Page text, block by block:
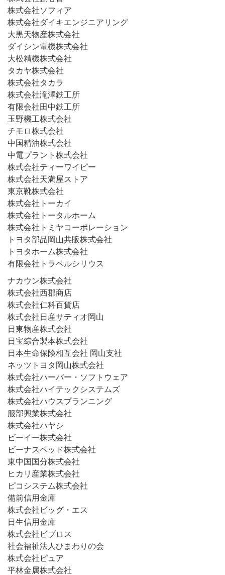
株式会社ソフィア
株式会社ダイキエンジニアリング
大黒天物産株式会社
ダイシン電機株式会社
大松精機株式会社
タカヤ株式会社
株式会社タカラ
株式会社滝澤鉄工所
有限会社田中鉄工所
玉野機工株式会社
チモロ株式会社
中国精油株式会社
中電プラント株式会社
株式会社ティーワイピー
株式会社天満屋ストア
東京靴株式会社
株式会社トーカイ
株式会社トータルホーム
株式会社トミヤコーポレーション
トヨタ部品岡山共販株式会社
トヨタホーム株式会社
有限会社トラベルシリウス
ナカウン株式会社
株式会社西郡商店
株式会社仁科百貨店
株式会社日産サティオ岡山
日東物産株式会社
日宝綜合製本株式会社
日本生命保険相互会社 岡山支社
ネッツトヨタ岡山株式会社
株式会社ハーバー・ソフトウェア
株式会社ハイテックシステムズ
株式会社ハウスプランニング
服部興業株式会社
株式会社ハヤシ
ビーイー株式会社
ビーナスベッド株式会社
東中国国分株式会社
ヒカリ産業株式会社
ピコシステム株式会社
備前信用金庫
株式会社ビッグ・エス
日生信用金庫
株式会社ビブロス
社会福祉法人ひまわりの会
株式会社ピュア
平林金属株式会社